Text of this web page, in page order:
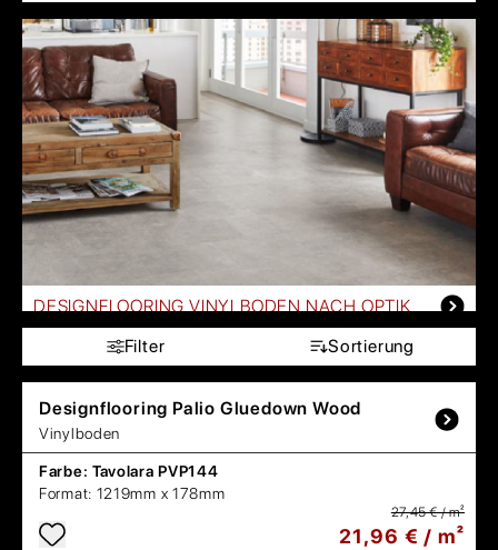
DESIGNFLOORING VINYLBODEN NACH OPTIK
Filter
Sortierung
Designflooring Palio Gluedown Wood
Vinylboden
Farbe: Tavolara PVP144
Format: 1219mm x 178mm
27,45 € / m²
21,96 € / m²